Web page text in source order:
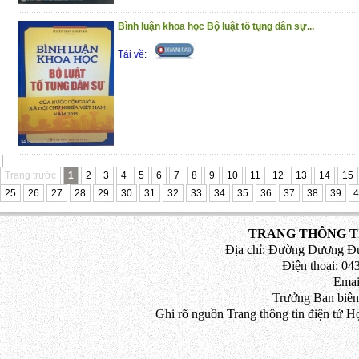
Bình luận khoa học Bộ luật tố tụng dân sự...
Tải về:
Trang trước 1 2 3 4 5 6 7 8 9 10 11 12 13 14
15
25
26 27 28 29 30 31 32 33 34 35 36 37 38 39
TRANG THÔNG
Địa chỉ: Đường Dương
Điện thoại:
Trưởng Ban
Ghi rõ nguồn Trang thông tin điện tử